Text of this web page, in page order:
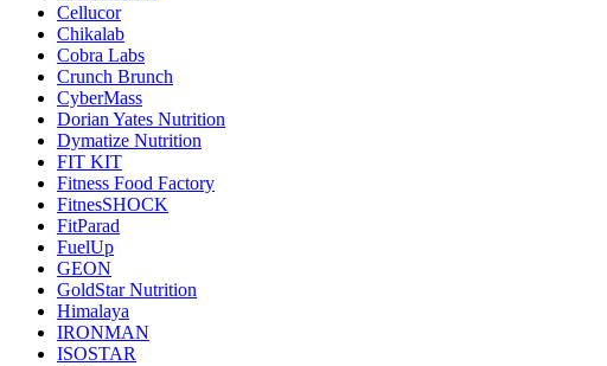
Cellucor
Chikalab
Cobra Labs
Crunch Brunch
CyberMass
Dorian Yates Nutrition
Dymatize Nutrition
FIT KIT
Fitness Food Factory
FitnesSHOCK
FitParad
FuelUp
GEON
GoldStar Nutrition
Himalaya
IRONMAN
ISOSTAR